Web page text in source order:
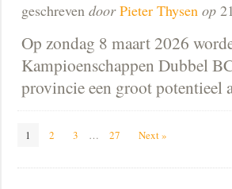
geschreven door Pieter Thysen op
Op zondag 8 maart 2026
Kampioenschappen Dubbel
provincie een groot
1 2 3 … 27 Next »